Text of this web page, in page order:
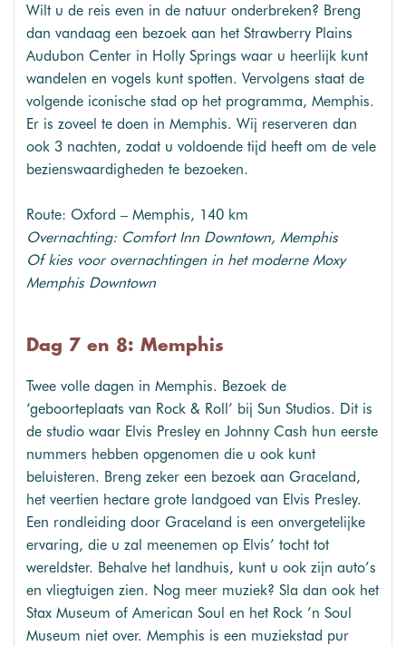
Wilt u de reis even in de natuur onderbreken? Breng
dan vandaag een bezoek aan het Strawberry Plains
Audubon Center in Holly Springs waar u heerlijk kunt
wandelen en vogels kunt spotten. Vervolgens staat de
volgende iconische stad op het programma, Memphis.
Er is zoveel te doen in Memphis. Wij reserveren dan
ook 3 nachten, zodat u voldoende tijd heeft om de vele
bezienswaardigheden te bezoeken.
Route: Oxford – Memphis, 140 km
Overnachting: Comfort Inn Downtown, Memphis
Of kies voor overnachtingen in het moderne Moxy
Memphis Downtown
Dag 7 en 8: Memphis
Twee volle dagen in Memphis. Bezoek de
‘geboorteplaats van Rock & Roll’ bij Sun Studios. Dit is
de studio waar Elvis Presley en Johnny Cash hun eerste
nummers hebben opgenomen die u ook kunt
beluisteren. Breng zeker een bezoek aan Graceland,
het veertien hectare grote landgoed van Elvis Presley.
Een rondleiding door Graceland is een onvergetelijke
ervaring, die u zal meenemen op Elvis’ tocht tot
wereldster. Behalve het landhuis, kunt u ook zijn auto’s
en vliegtuigen zien. Nog meer muziek? Sla dan ook het
Stax Museum of American Soul en het Rock ’n Soul
Museum niet over. Memphis is een muziekstad pur